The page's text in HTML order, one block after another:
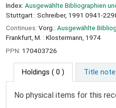
Index: Ausgewählte Bibliographien
Stuttgart : Schreiber, 1991 0941-
Continues: Vorg.: Ausgewählte
Frankfurt, M. : Klostermann, 1974
PPN: 170403726
Holdings ( 0 ) Title
No physical items for this